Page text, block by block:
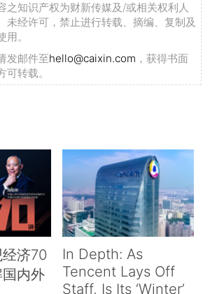
之知识产权为财新传媒及/或相关权利人
未经许可，禁止进行转载、摘编、复制及
。
发邮件至hello@caixin.com ，获得书面
转载。
济70
内外
In Depth: As
Tencent Lays Off
Staff, Is Its ‘Winter’